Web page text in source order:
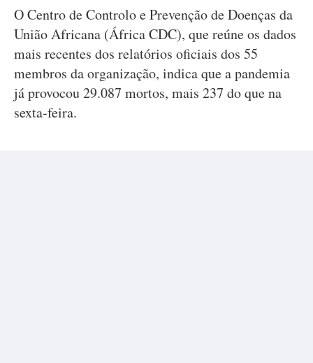
O Centro de Controlo e Prevenção de Doenças da
União Africana (África CDC), que reúne os dados
mais recentes dos relatórios oficiais dos 55
membros da organização, indica que a pandemia
já provocou 29.087 mortos, mais 237 do que na
sexta-feira.